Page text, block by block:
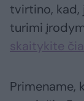
tvirtino,
turimi
skaitykite
Primename,